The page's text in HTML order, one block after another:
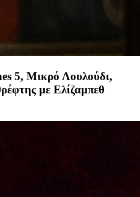
5, Μικρό Λουλούδι,
με Ελίζαμπεθ